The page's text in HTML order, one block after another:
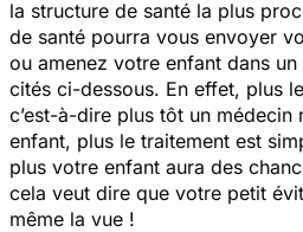
la structure de santé la plus
de santé pourra vous envoyer
ou amenez votre enfant dans
cités ci-dessous. En effet, plus
c’est-à-dire plus tôt un
enfant, plus le traitement est
plus votre enfant aura des
cela veut dire que votre petit
même la vue !